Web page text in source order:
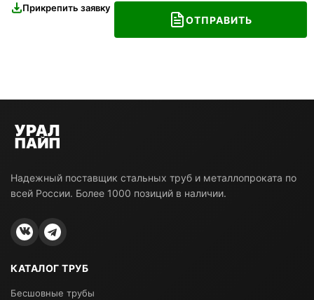
Прикрепить заявку
ОТПРАВИТЬ
Надежный поставщик стальных труб и металлопроката по
всей России. Более 1000 позиций в наличии.
КАТАЛОГ ТРУБ
Бесшовные трубы